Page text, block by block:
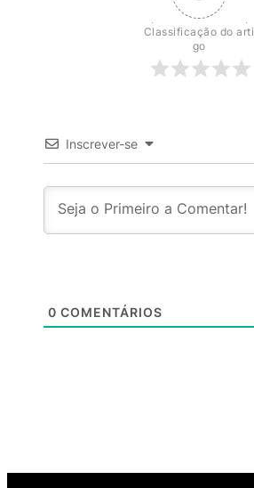
Classificação do arti
go
Inscrever-se
0 COMENTÁRIOS